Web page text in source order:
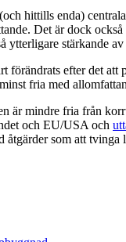
hittills enda)
Det är dock
stärkande
förändrats efter det
fria med
är mindre fria från
och EU/USA och
åtgärder som att tvinga